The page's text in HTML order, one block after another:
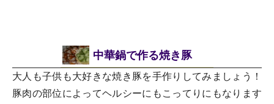
中華鍋で作る焼き豚
大人も子供も大好きな焼き豚を手作りしてみましょう！
豚肉の部位によってヘルシーにもこってりにもなります